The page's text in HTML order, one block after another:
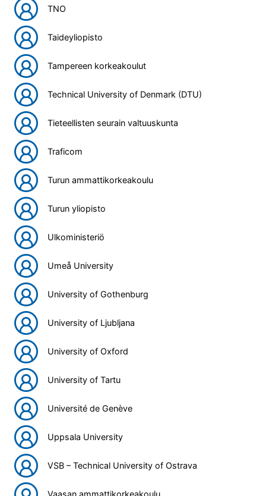
TNO
Taideyliopisto
Tampereen korkeakoulut
Technical University of Denmark (DTU)
Tieteellisten seurain valtuuskunta
Traficom
Turun ammattikorkeakoulu
Turun yliopisto
Ulkoministeriö
Umeå University
University of Gothenburg
University of Ljubljana
University of Oxford
University of Tartu
Université de Genève
Uppsala University
VSB – Technical University of Ostrava
Vaasan ammattikorkeakoulu